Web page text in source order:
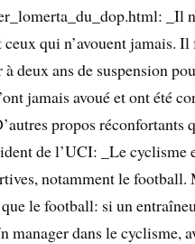
_Il
qui n’avouent jamais.
deux ans de suspension
jamais avoué et ont été
propos réconfortants
de l’UCI: _Le cyclisme
notamment le football.
le football: si un
manager dans le cyclisme,